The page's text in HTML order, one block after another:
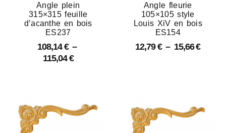
Angle plein
315×315 feuille
d’acanthe en bois
ES237
108,14€ –
115,04€
Angle fleurie
105×105 style
Louis XiV en bois
ES154
12,79€ – 15,66€